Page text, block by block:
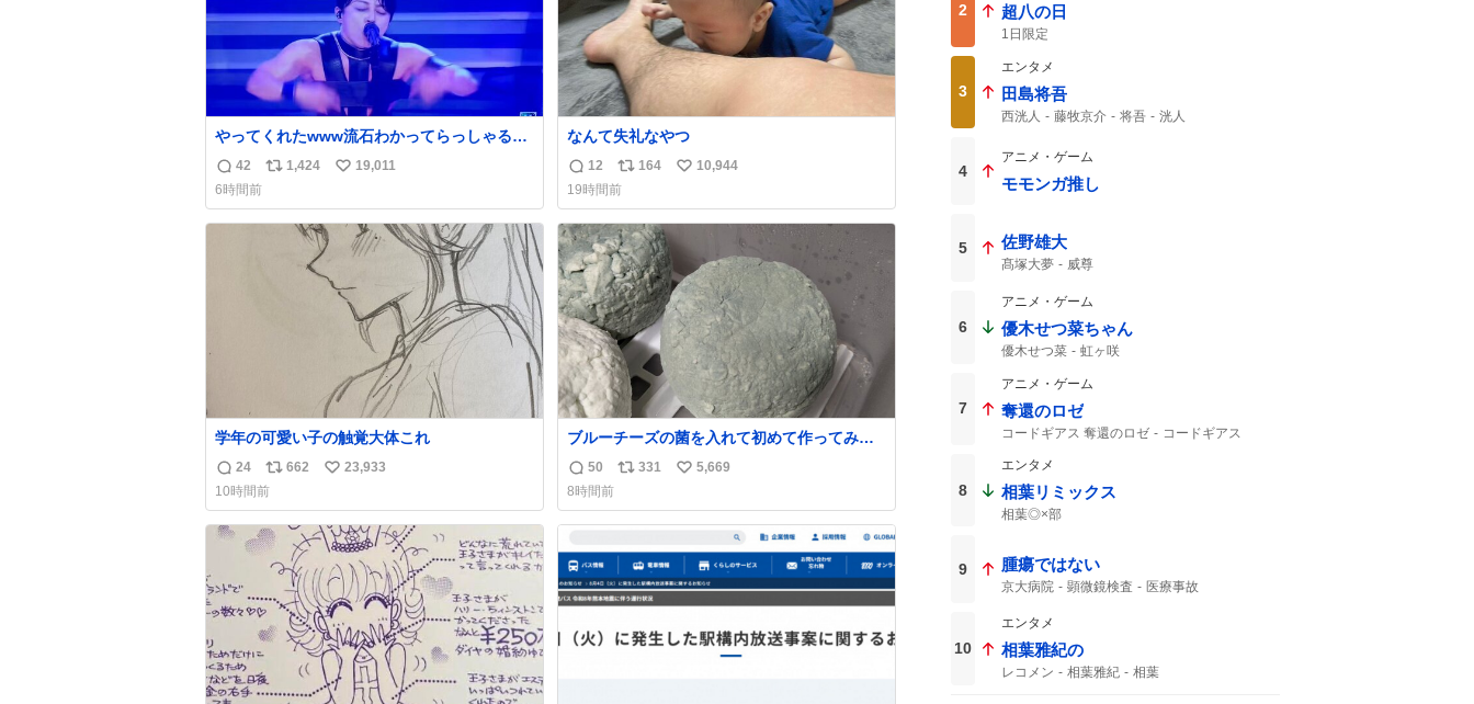
やってくれたwww流石わかってらっしゃる🤣
🤣🤣 #Mステ #西川貴教
返
信
数
42
リ
ス
1,424
い
ね
19,011
6時間前
なんて失礼なやつ
返
信
数
12
リ
ポ
ス
ト
数
164
い
ね
数
10,944
19時間前
学年の可愛い子の触覚大体これ
返
信
数
24
リ
ポ
ス
ト
数
662
い
ね
数
23,933
10時間前
ブルーチーズの菌を入れて初めて作ってみた
チーズなんだけど 本能でちょっとヤバいと思
っちゃう見た目だな
返
信
数
50
リ
ス
数
331
い
ね
5,669
8時間前
2 超八の日
1日限定
3
エンタメ
田島将吾
西洸人 藤牧京介 将吾
洸人
投票お願いします
4
アニメ・ゲーム
モモンガ推し
5 佐野雄大
髙塚大夢 威尊
6
アニメ・ゲーム
優木せつ菜ちゃん
優木せつ菜 虹ヶ咲
7
アニメ・ゲーム
奪還のロゼ
コードギアス 奪還のロゼ
コードギアス
8
エンタメ
相葉リミックス
相葉◎×部
9 腫瘍ではない
京大病院 顕微鏡検査 医療事故
10
エンタメ
相葉雅紀の
レコメン 相葉雅紀 相葉